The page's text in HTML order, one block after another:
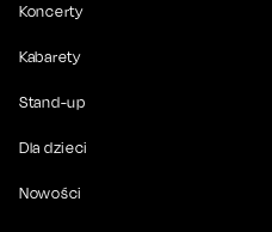
Koncerty
Kabarety
Stand-up
Dla dzieci
Nowości